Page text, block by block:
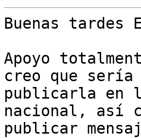
Buenas tardes
Apoyo
creo que sería
publicarla en
nacional, así
publicar